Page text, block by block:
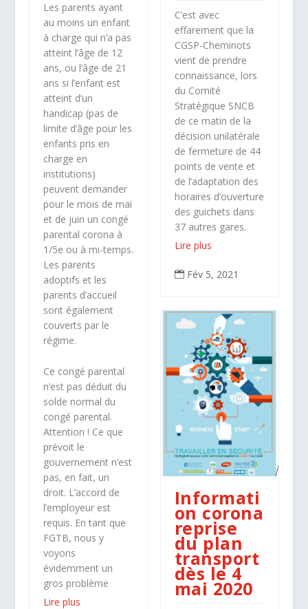
C’est avec
effarement que la
CGSP-Cheminots
vient de prendre
connaissance, lors
du Comité
Stratégique SNCB
de ce matin de la
décision unilatérale
de fermeture de 44
points de vente et
de l’adaptation des
horaires d’ouverture
des guichets dans
37 autres gares.
Lire plus
 Fév 5, 2021
Les parents ayant
au moins un enfant
à charge qui n’a pas
atteint l’âge de 12
ans, ou l’âge de 21
ans si l’enfant est
atteint d’un
handicap (pas de
limite d’âge pour les
enfants pris en
charge en
institutions)
peuvent demander
pour le mois de mai
et de juin un congé
parental corona à
1/5e ou à mi-temps.
Les parents
adoptifs et les
parents d’accueil
sont également
couverts par le
régime.
Ce congé parental
n’est pas déduit du
solde normal du
congé parental.
Attention ! Ce que
prévoit le
gouvernement n’est
pas, en fait, un
droit. L’accord de
l’employeur est
requis. En tant que
FGTB, nous y
voyons
évidemment un
gros problème
Lire plus
Informati
on corona
reprise
du plan
transport
dès le 4
mai 2020